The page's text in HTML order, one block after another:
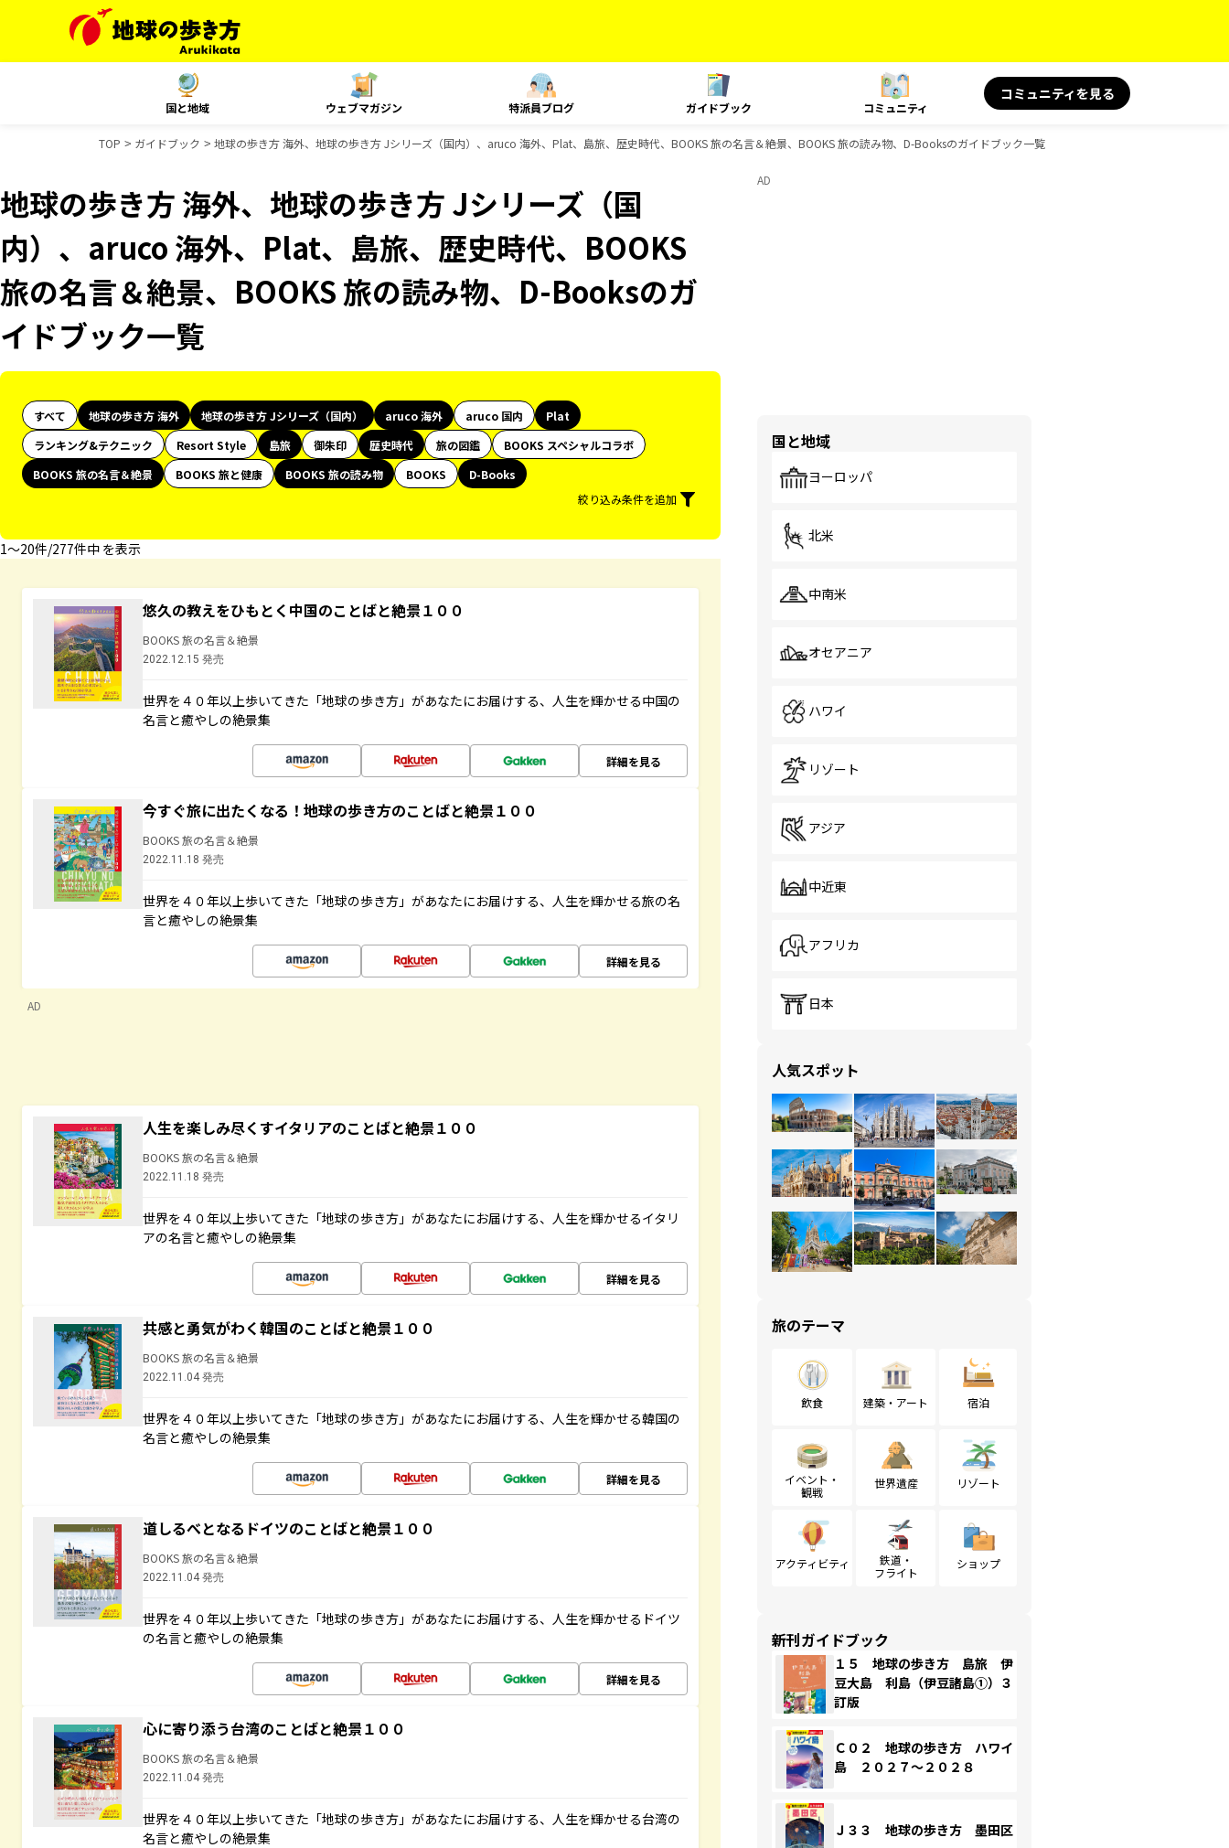
国と地域 ウェブマガジン 特派員ブログ ガイドブック コミュニティ
コミュニティを見る
TOP ガイドブック 地球の歩き方 海外、地球の歩き方 Jシリーズ（国内）、aruco 海外、Plat、島旅、歴史時代、BOOKS 旅の名言＆絶景、BOOKS 旅の読み物、D-Booksのガイドブック一覧
地球の歩き方 海外、地球の歩き方 Jシリーズ（国
内）、aruco 海外、Plat、島旅、歴史時代、BOOKS
旅の名言＆絶景、BOOKS 旅の読み物、D-Booksのガ
イドブック一覧
すべて 地球の歩き方 海外 地球の歩き方 Jシリーズ（国内） aruco 海外 aruco 国内
Plat
ランキング&テクニック
Resort Style 島旅 御朱印 歴史時代 旅の図鑑
BOOKS スペシャルコラボ
BOOKS 旅の名言＆絶景
BOOKS 旅と健康 BOOKS 旅の読み物 BOOKS
D-Books
絞り込み条件を追加
1〜20件/277件中 を表示
悠久の教えをひもとく中国のことばと絶景１００
BOOKS 旅の名言＆絶景
2022.12.15 発売
世界を４０年以上歩いてきた「地球の歩き方」があなたにお届けする、人生を輝かせる中国の
名言と癒やしの絶景集
詳細を見る
今すぐ旅に出たくなる！地球の歩き方のことばと絶景１００
BOOKS 旅の名言＆絶景
2022.11.18 発売
世界を４０年以上歩いてきた「地球の歩き方」があなたにお届けする、人生を輝かせる旅の名
言と癒やしの絶景集
詳細を見る
AD
人生を楽しみ尽くすイタリアのことばと絶景１００
BOOKS 旅の名言＆絶景
2022.11.18 発売
世界を４０年以上歩いてきた「地球の歩き方」があなたにお届けする、人生を輝かせるイタリ
アの名言と癒やしの絶景集
詳細を見る
共感と勇気がわく韓国のことばと絶景１００
BOOKS 旅の名言＆絶景
2022.11.04 発売
世界を４０年以上歩いてきた「地球の歩き方」があなたにお届けする、人生を輝かせる韓国の
名言と癒やしの絶景集
詳細を見る
道しるべとなるドイツのことばと絶景１００
BOOKS 旅の名言＆絶景
2022.11.04 発売
世界を４０年以上歩いてきた「地球の歩き方」があなたにお届けする、人生を輝かせるドイツ
の名言と癒やしの絶景集
詳細を見る
心に寄り添う台湾のことばと絶景１００
BOOKS 旅の名言＆絶景
2022.11.04 発売
世界を４０年以上歩いてきた「地球の歩き方」があなたにお届けする、人生を輝かせる台湾の
名言と癒やしの絶景集
AD
国と地域
ヨーロッパ
北米
中南米
オセアニア
ハワイ
リゾート
アジア
中近東
アフリカ
日本
人気スポット
旅のテーマ
飲食 建築・アート 宿泊
イベント・
観戦
世界遺産 リゾート
アクティビティ
鉄道・
フライト
ショップ
新刊ガイドブック
１５ 地球の歩き方 島旅 伊
豆大島 利島（伊豆諸島①）３
訂版
Ｃ０２ 地球の歩き方 ハワイ
島 ２０２７～２０２８
Ｊ３３ 地球の歩き方 墨田区